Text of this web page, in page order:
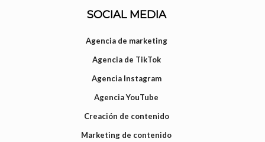
SOCIAL MEDIA
Agencia de marketing
Agencia de TikTok
Agencia Instagram
Agencia YouTube
Creación de contenido
Marketing de contenido